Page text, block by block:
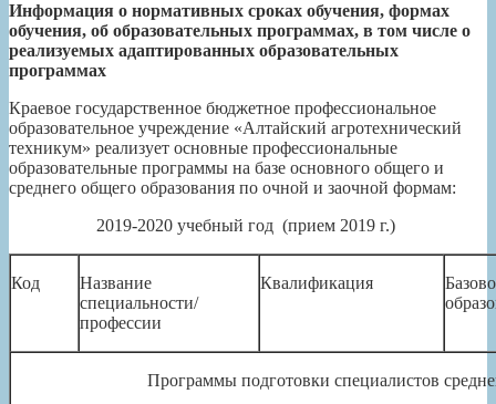
Информация о нормативных сроках обучения, формах
обучения, об образовательных программах, в том числе о
реализуемых адаптированных образовательных
программах
Краевое государственное бюджетное профессиональное
образовательное учреждение «Алтайский агротехнический
техникум» реализует основные профессиональные
образовательные программы на базе основного общего и
среднего общего образования по очной и заочной формам:
2019-2020 учебный год (прием 2019 г.)
Код
Название
специальности/
профессии
Квалификация
Программы подготовки специалистов